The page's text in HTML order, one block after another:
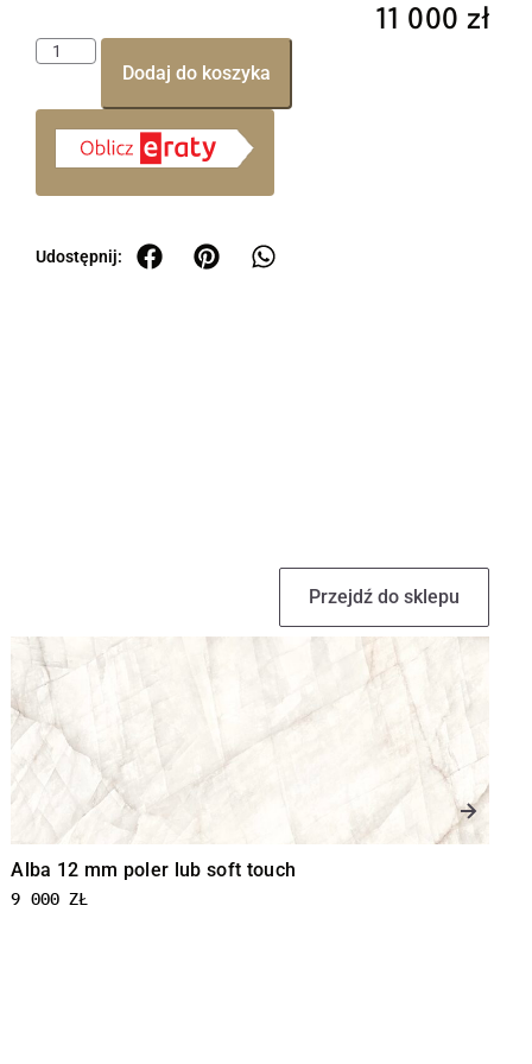
11 000zł
Dodaj do koszyka
Przejdź do sklepu
Alba 12 mm poler lub soft touch
9 000ZŁ